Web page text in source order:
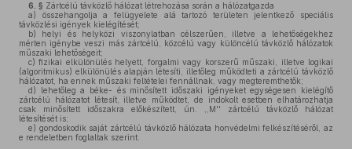
6. § Zártcélú távközlő hálózat létrehozása során a hálózatgazda
a) összehangolja a felügyelete alá tartozó területen jelentkező speciális
távközlési igények kielégítését;
b) helyi és helyközi viszonylatban célszerűen, illetve a lehetőségekhez
mérten igénybe veszi más zártcélú, közcélú vagy különcélú távközlő hálózatok
műszaki lehetőségeit;
c) fizikai elkülönülés helyett, forgalmi vagy korszerű műszaki, illetve logikai
(algoritmikus) elkülönülés alapján létesíti, illetőleg működteti a zártcélú távközlő
hálózatot, ha ennek műszaki feltételei fennállnak, vagy megteremthetők;
d) lehetőleg a béke- és minősített időszaki igényeket egységesen kielégítő
zártcélú hálózatot létesít, illetve működtet, de indokolt esetben elhatározhatja
csak minősített időszakra előkészített, ún. ,,M'' zártcélú távközlő hálózat
létesítését is;
e) gondoskodik saját zártcélú távközlő hálózata honvédelmi felkészítéséről, az
e rendeletben foglaltak szerint.